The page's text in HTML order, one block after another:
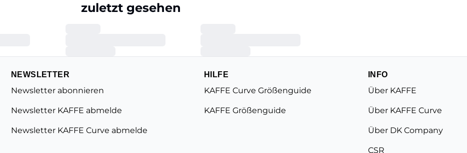
zuletzt gesehen
NEWSLETTER
Newsletter abonnieren
Newsletter KAFFE abmelde
Newsletter KAFFE Curve abmelde
HILFE
KAFFE Curve Größenguide
KAFFE Größenguide
INFO
Über KAFFE
Über KAFFE Curve
Über DK Company
CSR